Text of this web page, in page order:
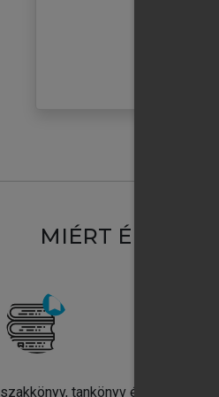
MIÉRT
szakkönyv, tankönyv és